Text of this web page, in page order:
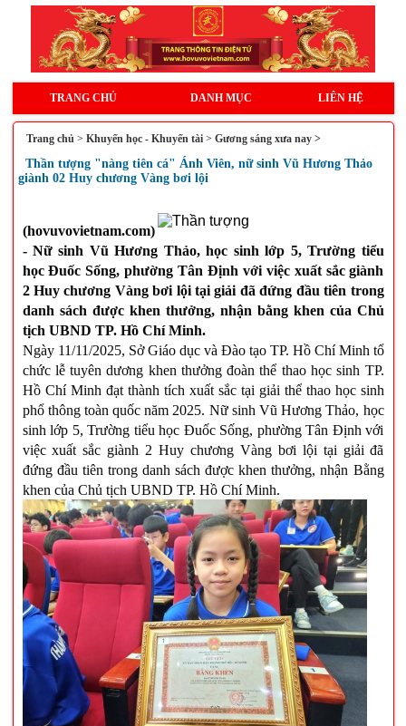
TRANG CHỦ DANH MỤC LIÊN HỆ
Trang chủ > Khuyến học - Khuyến tài> Gương sáng xưa nay >
Thần tượng "nàng tiên cá" Ánh Viên, nữ sinh Vũ Hương Thảo
giành 02 Huy chương Vàng bơi lội
(hovuvovietnam.com)
- Nữ sinh Vũ Hương Thảo, học sinh lớp 5, Trường tiểu
học Đuốc Sống, phường Tân Định với việc xuất sắc giành
2 Huy chương Vàng bơi lội tại giải đã đứng đầu tiên trong
danh sách được khen thưởng, nhận bằng khen của Chủ
tịch UBND TP. Hồ Chí Minh.
Ngày 11/11/2025, Sở Giáo dục và Đào tạo TP. Hồ Chí Minh tổ
chức lễ tuyên dương khen thưởng đoàn thể thao học sinh TP.
Hồ Chí Minh đạt thành tích xuất sắc tại giải thể thao học sinh
phổ thông toàn quốc năm 2025. Nữ sinh Vũ Hương Thảo, học
sinh lớp 5, Trường tiểu học Đuốc Sống, phường Tân Định với
việc xuất sắc giành 2 Huy chương Vàng bơi lội tại giải đã
đứng đầu tiên trong danh sách được khen thưởng, nhận Bằng
khen của Chủ tịch UBND TP. Hồ Chí Minh.